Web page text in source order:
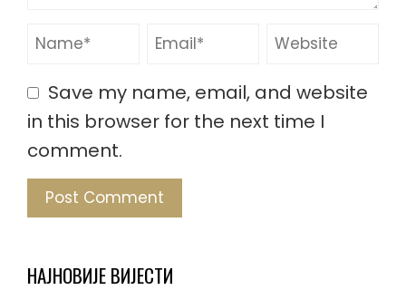
Save my name, email, and website
in this browser for the next time I
comment.
НАЈНОВИЈЕ ВИЈЕСТИ